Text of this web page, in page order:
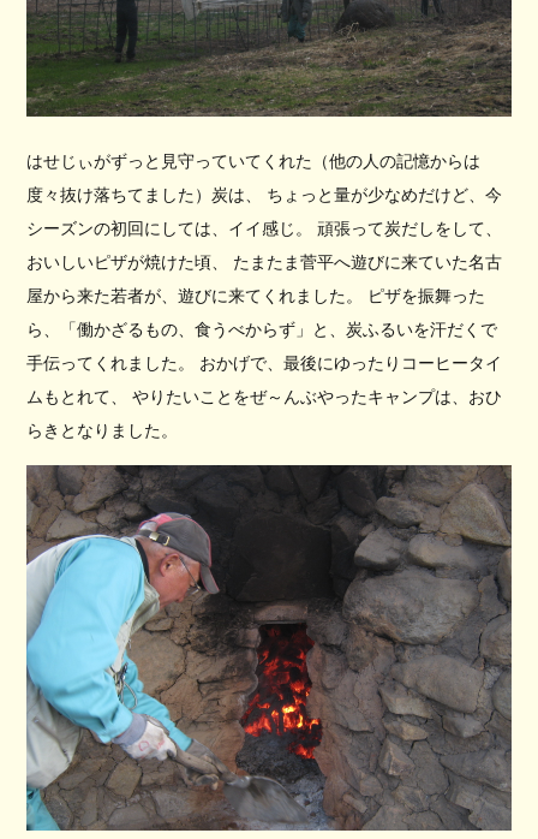
はせじぃがずっと見守っていてくれた（他の人の記憶からは
度々抜け落ちてました）炭は、 ちょっと量が少なめだけど、今
シーズンの初回にしては、イイ感じ。 頑張って炭だしをして、
おいしいピザが焼けた頃、 たまたま菅平へ遊びに来ていた名古
屋から来た若者が、遊びに来てくれました。 ピザを振舞った
ら、「働かざるもの、食うべからず」と、炭ふるいを汗だくで
手伝ってくれました。 おかげで、最後にゆったりコーヒータイ
ムもとれて、 やりたいことをぜ～んぶやったキャンプは、おひ
らきとなりました。